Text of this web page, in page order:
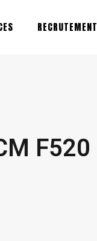
RECRUTEMENT
F520